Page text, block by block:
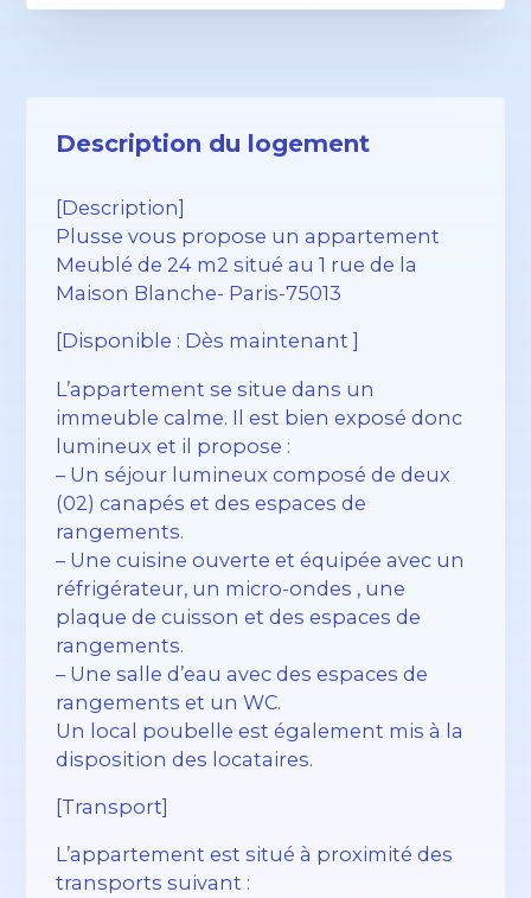
Description du logement
[Description]
Plusse vous propose un appartement
Meublé de 24 m2 situé au 1 rue de la
Maison Blanche- Paris-75013
[Disponible : Dès maintenant ]
L’appartement se situe dans un
immeuble calme. Il est bien exposé donc
lumineux et il propose :
– Un séjour lumineux composé de deux
(02) canapés et des espaces de
rangements.
– Une cuisine ouverte et équipée avec un
réfrigérateur, un micro-ondes , une
plaque de cuisson et des espaces de
rangements.
– Une salle d’eau avec des espaces de
rangements et un WC.
Un local poubelle est également mis à la
disposition des locataires.
[Transport]
L’appartement est situé à proximité des
transports suivant :